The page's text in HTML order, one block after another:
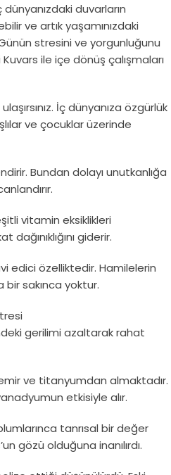
duvarların
ve artık yaşamınızdaki
stresini ve yorgunluğunu
ile içe dönüş çalışmaları
İç dünyanıza özgürlük
ve çocuklar üzerinde
Bundan dolayı unutkanlığa
vitamin eksiklikleri
dağınıklığını giderir.
edici özelliktedir. Hamilelerin
bir sakınca yoktur.
gerilimi azaltarak rahat
ve titanyumdan almaktadır.
etkisiyle alır.
tanrısal bir değer
gözü olduğuna inanılırdı.